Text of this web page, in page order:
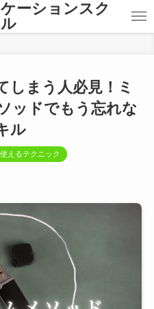
ーションスク
しまう人必見！ミ
ッドでもう忘れな
ル
えるテクニック